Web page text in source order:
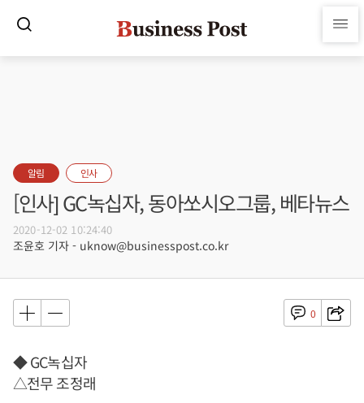
알림 인사
[인사] GC녹십자, 동아쏘시오그룹, 베타뉴스
2020-12-02 10:24:40
조윤호 기자 - uknow@businesspost.co.kr
0
◆ GC녹십자
△전무 조정래